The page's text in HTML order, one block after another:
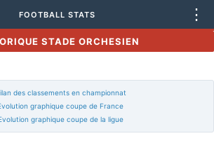
FOOTBALL STATS ⋮
STADE ORCHESIEN
des classements en championnat
graphique coupe de France
graphique coupe de la ligue